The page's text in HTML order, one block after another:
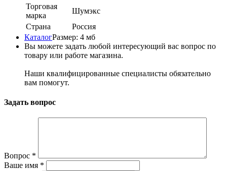
Торговая
марка
Шумэкс
Страна
Россия
КаталогРазмер: 4 мб
Вы можете задать любой интересующий вас вопрос по
товару или работе магазина.
Наши квалифицированные специалисты обязательно
вам помогут.
Задать вопрос
Вопрос *
Ваше имя *